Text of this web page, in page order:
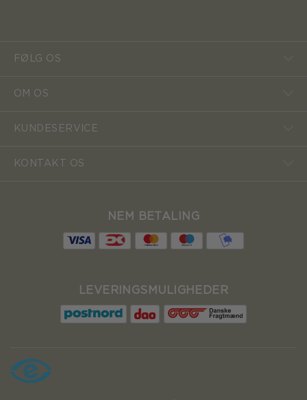
FØLG OS
OM OS
KUNDESERVICE
KONTAKT OS
NEM BETALING
LEVERINGSMULIGHEDER